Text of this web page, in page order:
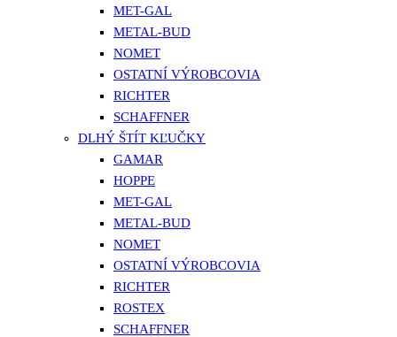
MET-GAL
METAL-BUD
NOMET
OSTATNÍ VÝROBCOVIA
RICHTER
SCHAFFNER
DLHÝ ŠTÍT KĽUČKY
GAMAR
HOPPE
MET-GAL
METAL-BUD
NOMET
OSTATNÍ VÝROBCOVIA
RICHTER
ROSTEX
SCHAFFNER